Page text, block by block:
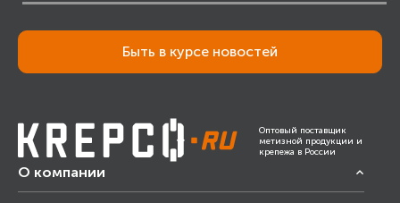
Быть в курсе новостей
Оптовый поставщик
метизной продукции и
крепежа в России
О компании